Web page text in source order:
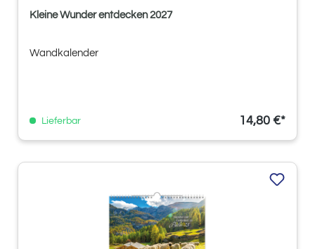
Kleine Wunder entdecken 2027
Wandkalender
Lieferbar 14,80 €*